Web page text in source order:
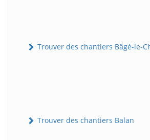
Trouver des chantiers Bâgé-le-
Trouver des chantiers Balan